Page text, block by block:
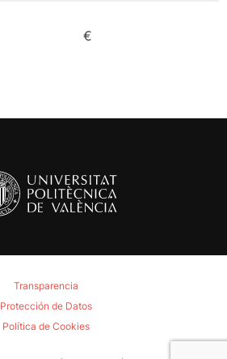
€
Transparencia
Protección de Datos
Política de Cookies